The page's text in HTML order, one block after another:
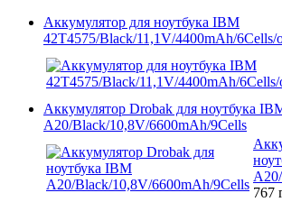
Аккумулятор для ноутбука IBM
42T4575/Black/11,1V/4400mAh/6Cells/
Аккумулятор Drobak для ноутбука
A20/Black/10,8V/6600mAh/9Cells
767